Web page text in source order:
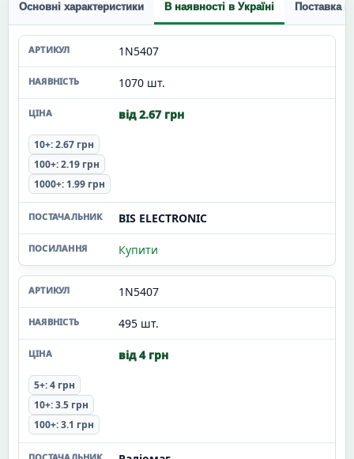
Основні характеристики В наявності в Україні Поставка
1N5407
1070 шт.
від 2.67 грн
10+: 2.67 грн
100+: 2.19 грн
1000+: 1.99 грн
BIS ELECTRONIC
Купити
1N5407
495 шт.
від 4 грн
5+: 4 грн
10+: 3.5 грн
100+: 3.1 грн